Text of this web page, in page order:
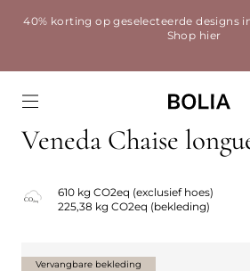
40% korting op geselecteerde designs
Shop hier
Veneda Chaise
610 kg CO2eq (exclusief hoes)
225,38 kg CO2eq (bekleding)
Vervangbare bekleding